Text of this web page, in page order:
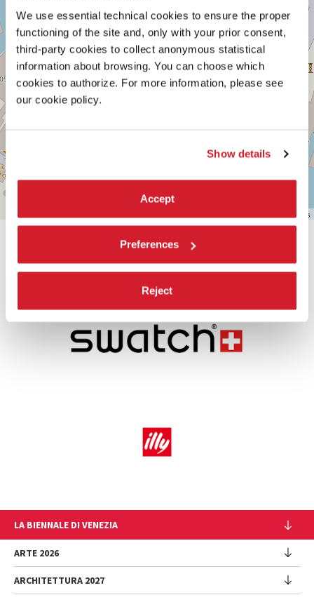
We use essential technical cookies to ensure the proper
functioning of the site and, only with your prior consent,
third-party cookies to collect anonymous statistical
information about browsing. You can choose which
cookies to authorize. For more information, please see
our cookie policy.
Show details
Accept
Preferences
Reject
contributors
CONDIVIDI SU
LA BIENNALE DI VENEZIA
L'Istituzione
Cariche istituzionali
Storia
ARTE 2026
Esposizione
ARCHITETTURA 2027